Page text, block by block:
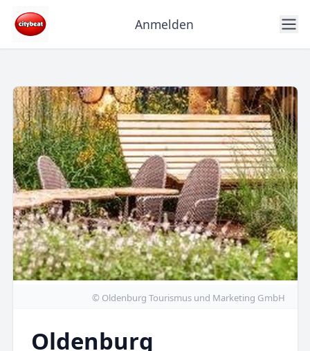
Anmelden
© Oldenburg Tourismus und Marketing GmbH
Oldenburg